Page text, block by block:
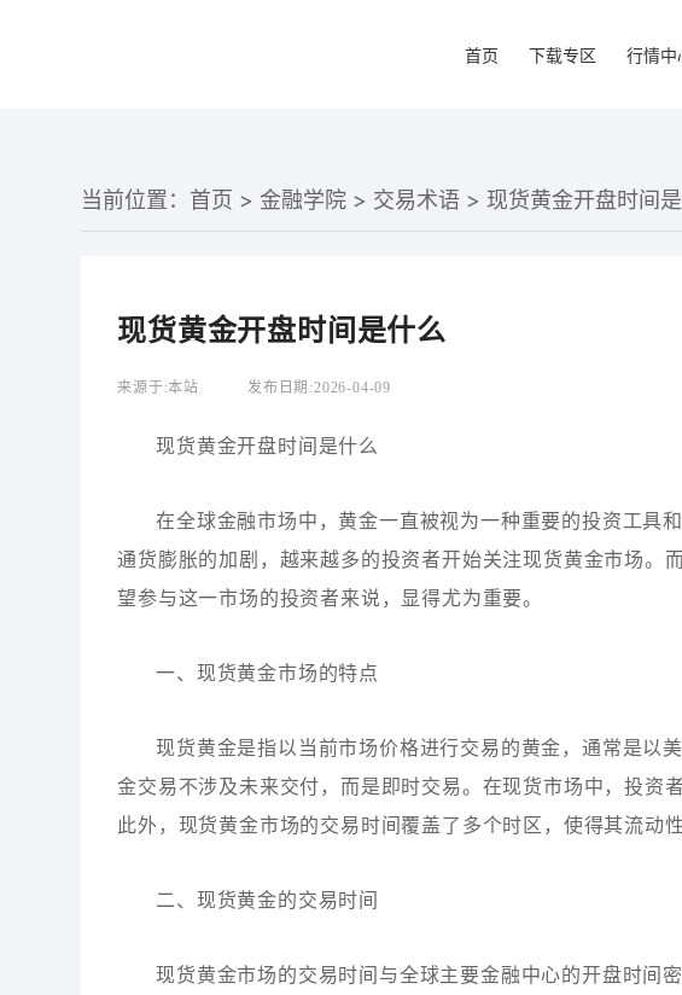
首页 下载专区 行情中
当前位置： 首页 >金融学院 > 交易术语 > 现货黄金开盘时间
现货黄金开盘时间是什么
来源于:本站 发布日期:2026-04-09
现货黄金开盘时间是什么
在全球金融市场中，黄金一直被视为一种重要的投资工具
通货膨胀的加剧，越来越多的投资者开始关注现货黄金市场。
望参与这一市场的投资者来说，显得尤为重要。
一、现货黄金市场的特点
现货黄金是指以当前市场价格进行交易的黄金，通常是以
金交易不涉及未来交付，而是即时交易。在现货市场中，投资
此外，现货黄金市场的交易时间覆盖了多个时区，使得其流动性
二、现货黄金的交易时间
现货黄金市场的交易时间与全球主要金融中心的开盘时间